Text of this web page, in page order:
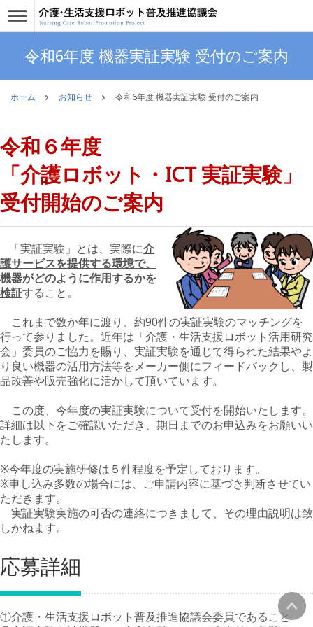
令和6年度 機器実証実験 受付のご案内
ホーム お知らせ 令和6年度 機器実証実験 受付のご案内
令和６年度
「介護ロボット・ICT 実証実験」
受付開始のご案内
「実証実験」とは、実際に介
護サービスを提供する環境で、
機器がどのように作用するかを
検証すること。
これまで数か年に渡り、約90件の実証実験のマッチングを
行って参りました。近年は「介護・生活支援ロボット活用研究
会」委員のご協力を賜り、実証実験を通じて得られた結果やよ
り良い機器の活用方法等をメーカー側にフィードバックし、製
品改善や販売強化に活かして頂いています。
この度、今年度の実証実験について受付を開始いたします。
詳細は以下をご確認いただき、期日までのお申込みをお願いい
たします。
※今年度の実施研修は５件程度を予定しております。
※申し込み多数の場合には、ご申請内容に基づき判断させてい
ただきます。
実証実験実施の可否の連絡につきまして、その理由説明は致
しかねます。
応募詳細
①介護・生活支援ロボット普及推進協議会委員であること